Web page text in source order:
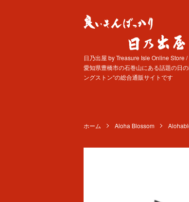
日乃出屋 by Treasure Isle Online Store
愛知県豊橋市の石巻山にある話題の日
ングストン“の総合通販サイトです
ホーム Aloha Blossom